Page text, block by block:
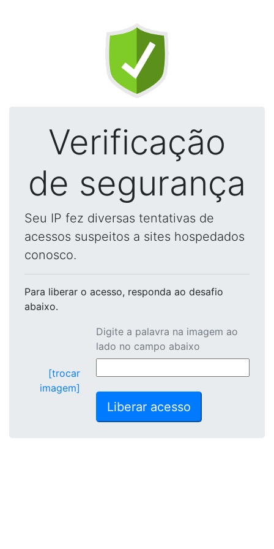
Verificação
de segurança
Seu IP fez diversas tentativas de
acessos suspeitos a sites hospedados
conosco.
Para liberar o acesso, responda ao desafio
abaixo.
[trocar
imagem]
Digite a palavra na imagem ao
lado no campo abaixo